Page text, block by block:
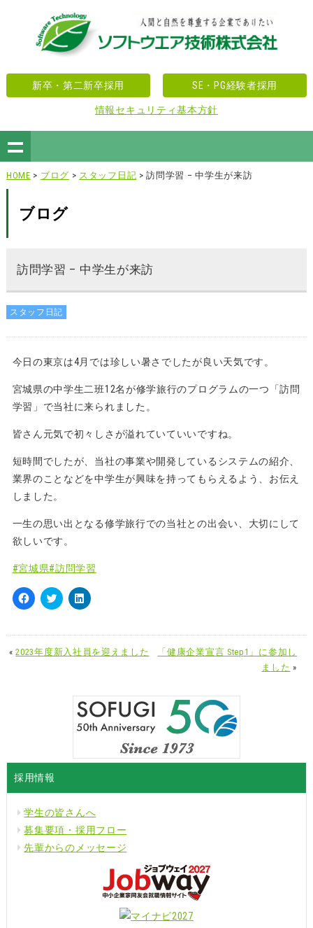
新卒・第二新卒採用 SE・PG経験者採用
情報セキュリティ基本方針
HOME > ブログ > スタッフ日記 > 訪問学習 – 中学生が来訪
ブログ
訪問学習 – 中学生が来訪
スタッフ日記
今日の東京は4月では珍しい暑さでしたが良い天気です。
宮城県の中学生二班12名が修学旅行のプログラムの一つ「訪問
学習」で当社に来られました。
皆さん元気で初々しさが溢れていていいですね。
短時間でしたが、当社の事業や開発しているシステムの紹介、
業界のことなどを中学生が興味を持ってもらえるよう、お伝え
しました。
一生の思い出となる修学旅行での当社との出会い、大切にして
欲しいです。
#宮城県#訪問学習
Facebook
有
る
い
(新
し
い
ィ
ン
ド
ウ
で
開
ク
ク
し
て
ウ
で
開
き
す)
ク
ク
し
て
(新
し
い
ウ
ウ
き
す)
«2023年度新入社員を迎えました
「健康企業宣言 Step1」に参加し
ました »
採用情報
学生の皆さんへ
募集要項・採用フロー
先輩からのメッセージ